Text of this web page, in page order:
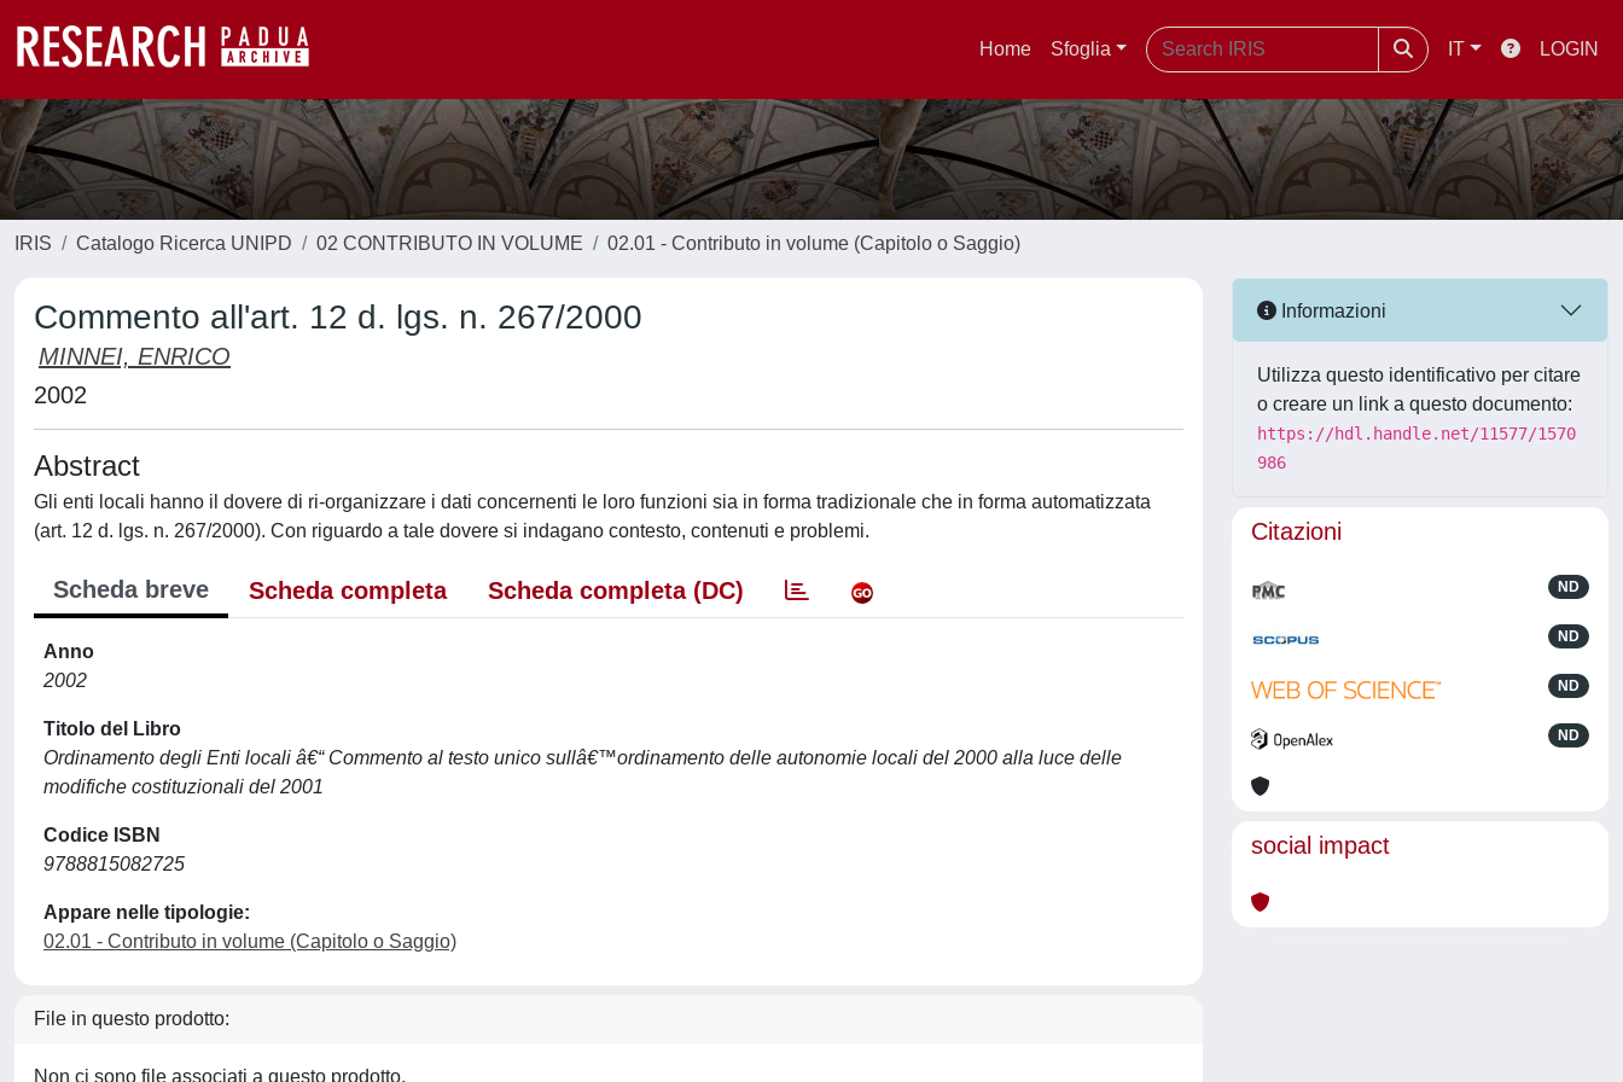
Home Sfoglia IT LOGIN
IRIS Catalogo Ricerca UNIPD 02 CONTRIBUTO IN VOLUME 02.01 - Contributo in volume (Capitolo o Saggio)
Commento all'art. 12 d. lgs. n. 267/2000
MINNEI, ENRICO
2002
Abstract
Gli enti locali hanno il dovere di ri-organizzare i dati concernenti le loro funzioni sia in forma tradizionale che in forma automatizzata
(art. 12 d. lgs. n. 267/2000). Con riguardo a tale dovere si indagano contesto, contenuti e problemi.
Scheda breve Scheda completa Scheda completa (DC)
Anno
2002
Titolo del Libro
Ordinamento degli Enti locali â€“ Commento al testo unico sullâ€™ordinamento delle autonomie locali del 2000 alla luce delle
modifiche costituzionali del 2001
Codice ISBN
9788815082725
Appare nelle tipologie:
02.01 - Contributo in volume (Capitolo o Saggio)
File in questo prodotto:
Non ci sono file associati a questo prodotto.
Informazioni
Utilizza questo identificativo per citare
o creare un link a questo documento:
https://hdl.handle.net/11577/1570
986
Citazioni
ND
ND
ND
ND
social impact